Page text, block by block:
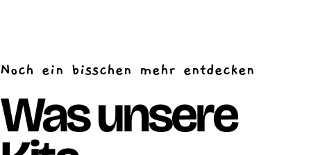
Noch ein bisschen mehr entdecken
Was unsere